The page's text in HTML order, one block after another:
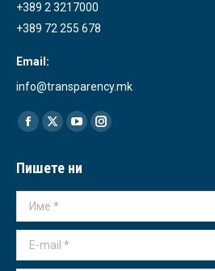
+389 2 3217000
+389 72 255 678
Email:
info@transparency.mk
Find us on:
Facebook
opens
in
new
X
opens
in
YouTube
opens
in
Instagram
in
Пишете ни
Име *
E-mail *